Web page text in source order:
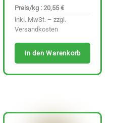
Preis/kg : 20,55 €
inkl. MwSt. – zzgl.
Versandkosten
In den Warenkorb